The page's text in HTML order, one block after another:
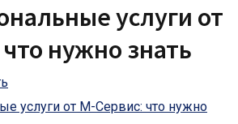
услуги от
нужно знать